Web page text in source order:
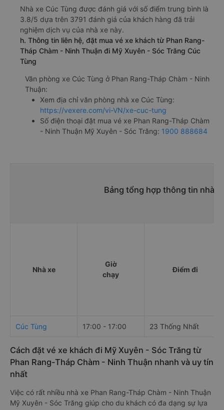
Nhà xe Cúc Tùng được đánh giá với số điểm trung bình là
3.8/5 dựa trên 3791 đánh giá của khách hàng đã trải
nghiệm dịch vụ của nhà xe này.
h. Thông tin liên hệ, đặt mua vé xe khách từ Phan Rang-
Tháp Chàm - Ninh Thuận đi Mỹ Xuyên - Sóc Trăng Cúc
Tùng
Văn phòng xe Cúc Tùng ở Phan Rang-Tháp Chàm - Ninh
Thuận:
Xem địa chỉ văn phòng nhà xe Cúc Tùng:
https://vexere.com/vi-VN/xe-cuc-tung
Số điện thoại đặt mua vé xe Phan Rang-Tháp Chàm
- Ninh Thuận Mỹ Xuyên - Sóc Trăng: 1900 888684
Bảng tổng hợp thông tin nhà
Nhà xe
Giờ
chạy
Điểm đi
Cúc Tùng 17:00 - 17:00 23 Thống Nhất
Cách đặt vé xe khách đi Mỹ Xuyên - Sóc Trăng từ
Phan Rang-Tháp Chàm - Ninh Thuận nhanh và uy tín
nhất
Việc có rất nhiều nhà xe Phan Rang-Tháp Chàm - Ninh Thuận
Mỹ Xuyên - Sóc Trăng giúp cho du khách có đa dạng sự lựa